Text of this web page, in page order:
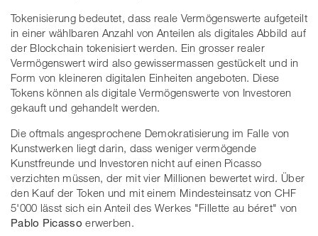
Tokenisierung bedeutet, dass reale Vermögenswerte aufgeteilt
in einer wählbaren Anzahl von Anteilen als digitales Abbild auf
der Blockchain tokenisiert werden. Ein grosser realer
Vermögenswert wird also gewissermassen gestückelt und in
Form von kleineren digitalen Einheiten angeboten. Diese
Tokens können als digitale Vermögenswerte von Investoren
gekauft und gehandelt werden.
Die oftmals angesprochene Demokratisierung im Falle von
Kunstwerken liegt darin, dass weniger vermögende
Kunstfreunde und Investoren nicht auf einen Picasso
verzichten müssen, der mit vier Millionen bewertet wird. Über
den Kauf der Token und mit einem Mindesteinsatz von CHF
5'000 lässt sich ein Anteil des Werkes "Fillette au béret" von
Pablo Picasso erwerben.